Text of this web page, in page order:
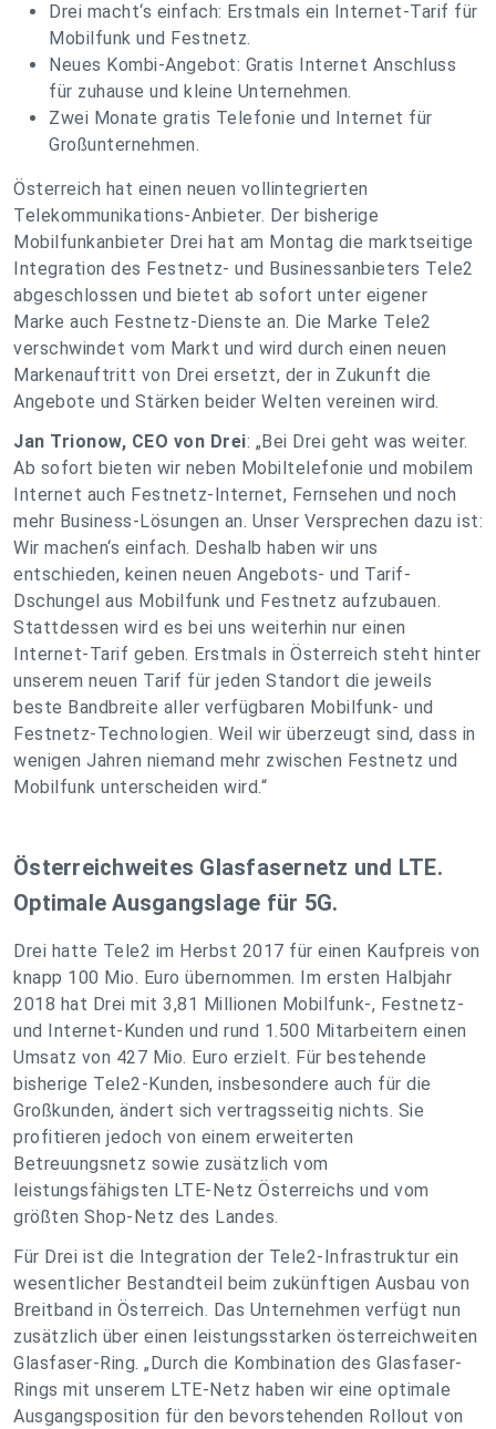
Drei macht‘s einfach: Erstmals ein Internet-Tarif für
Mobilfunk und Festnetz.
Neues Kombi-Angebot: Gratis Internet Anschluss
für zuhause und kleine Unternehmen.
Zwei Monate gratis Telefonie und Internet für
Großunternehmen.
Österreich hat einen neuen vollintegrierten
Telekommunikations-Anbieter. Der bisherige
Mobilfunkanbieter Drei hat am Montag die marktseitige
Integration des Festnetz- und Businessanbieters Tele2
abgeschlossen und bietet ab sofort unter eigener
Marke auch Festnetz-Dienste an. Die Marke Tele2
verschwindet vom Markt und wird durch einen neuen
Markenauftritt von Drei ersetzt, der in Zukunft die
Angebote und Stärken beider Welten vereinen wird.
Jan Trionow, CEO von Drei: „Bei Drei geht was weiter.
Ab sofort bieten wir neben Mobiltelefonie und mobilem
Internet auch Festnetz-Internet, Fernsehen und noch
mehr Business-Lösungen an. Unser Versprechen dazu ist:
Wir machen‘s einfach. Deshalb haben wir uns
entschieden, keinen neuen Angebots- und Tarif-
Dschungel aus Mobilfunk und Festnetz aufzubauen.
Stattdessen wird es bei uns weiterhin nur einen
Internet-Tarif geben. Erstmals in Österreich steht hinter
unserem neuen Tarif für jeden Standort die jeweils
beste Bandbreite aller verfügbaren Mobilfunk- und
Festnetz-Technologien. Weil wir überzeugt sind, dass in
wenigen Jahren niemand mehr zwischen Festnetz und
Mobilfunk unterscheiden wird.“
Österreichweites Glasfasernetz und LTE.
Optimale Ausgangslage für 5G.
Drei hatte Tele2 im Herbst 2017 für einen Kaufpreis von
knapp 100 Mio. Euro übernommen. Im ersten Halbjahr
2018 hat Drei mit 3,81 Millionen Mobilfunk-, Festnetz-
und Internet-Kunden und rund 1.500 Mitarbeitern einen
Umsatz von 427 Mio. Euro erzielt. Für bestehende
bisherige Tele2-Kunden, insbesondere auch für die
Großkunden, ändert sich vertragsseitig nichts. Sie
profitieren jedoch von einem erweiterten
Betreuungsnetz sowie zusätzlich vom
leistungsfähigsten LTE-Netz Österreichs und vom
größten Shop-Netz des Landes.
Für Drei ist die Integration der Tele2-Infrastruktur ein
wesentlicher Bestandteil beim zukünftigen Ausbau von
Breitband in Österreich. Das Unternehmen verfügt nun
zusätzlich über einen leistungsstarken österreichweiten
Glasfaser-Ring. „Durch die Kombination des Glasfaser-
Rings mit unserem LTE-Netz haben wir eine optimale
Ausgangsposition für den bevorstehenden Rollout von